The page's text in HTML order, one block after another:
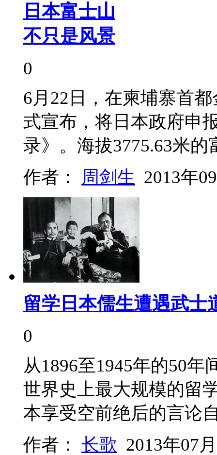
日本富士山
不只是风景
0
6月22日，在柬埔寨首
式宣布，将日本政府申
录》。海拔3775.63米
作者： 周剑生 2013年
留学日本儒生遭遇武士
0
从1896至1945年的50
世界史上最大规模的留
本享受空前绝后的言
作者： 长歌 2013年07